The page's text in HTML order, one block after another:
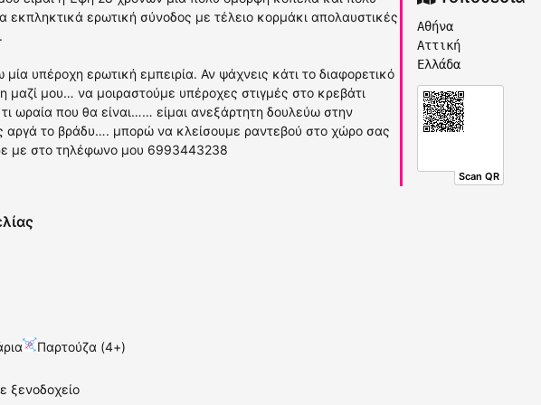
Αθήνα
Αττική
Ελλάδα
Scan QR
εκπληκτικά ερωτική σύνοδος με τέλειο κορμάκι απολαυστικές
υπέροχη ερωτική εμπειρία. Αν ψάχνεις κάτι το διαφορετικό
μαζί μου… να μοιραστούμε υπέροχες στιγμές στο κρεβάτι
ωραία που θα είναι…… είμαι ανεξάρτητη δουλεύω στην
αργά το βράδυ…. μπορώ να κλείσουμε ραντεβού στο χώρο σας
με στο τηλέφωνο μου 6993443238
Παρτούζα (4+)
ξενοδοχείο